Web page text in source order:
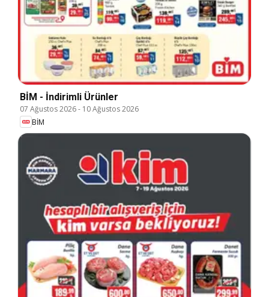
BİM - İndirimli Ürünler
07 Ağustos 2026- 10 Ağustos 2026
BİM